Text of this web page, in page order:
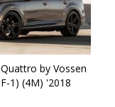
by Vossen
1) (4M) '2018